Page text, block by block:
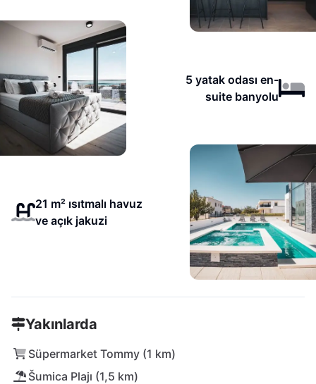
5 yatak odası en-
suite banyolu
21 m² ısıtmalı havuz
ve açık jakuzi
Yakınlarda
Süpermarket Tommy (1 km)
Šumica Plajı (1,5 km)